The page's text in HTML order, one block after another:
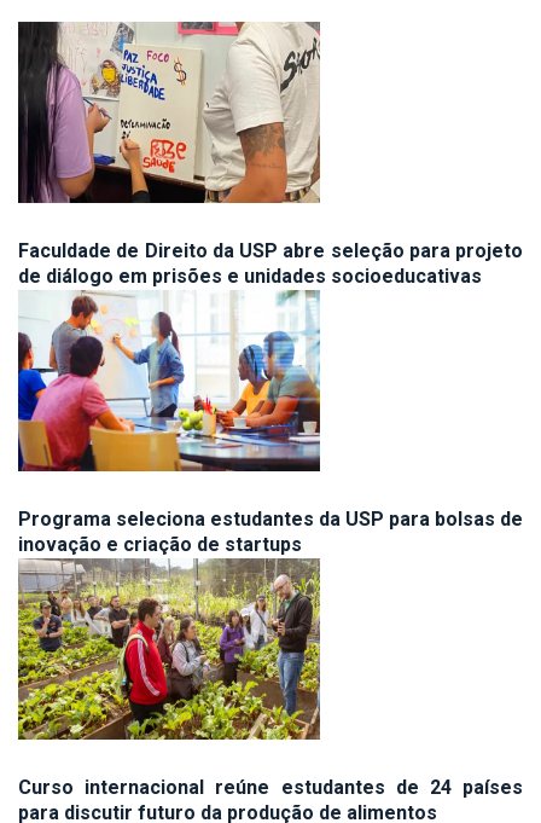
Faculdade de Direito da USP abre seleção para projeto
de diálogo em prisões e unidades socioeducativas
Programa seleciona estudantes da USP para bolsas de
inovação e criação de startups
Curso internacional reúne estudantes de 24 países
para discutir futuro da produção de alimentos